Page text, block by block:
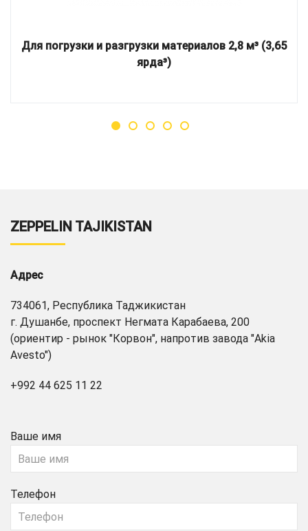
Для погрузки и разгрузки материалов 2,8 м³ (3,65
ярда³)
ZEPPELIN TAJIKISTAN
Адрес
734061, Республика Таджикистан
г. Душанбе, проспект Негмата Карабаева, 200
(ориентир - рынок "Корвон", напротив завода "Akia
Avesto")
+992 44 625 11 22
Ваше имя
Телефон